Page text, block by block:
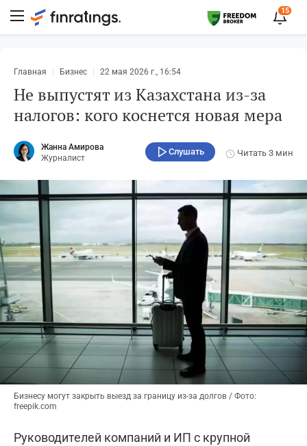
15
Главная Бизнес 22 мая 2026 г., 16:54
Не выпустят из Казахстана из-за
налогов: кого коснется новая мера
Жанна Амирова
Журналист
Слушать Читать 3 мин
Бизнесу могут закрыть выезд за границу из-за долгов / Фото:
freepik.com
Руководителей компаний и ИП с крупной